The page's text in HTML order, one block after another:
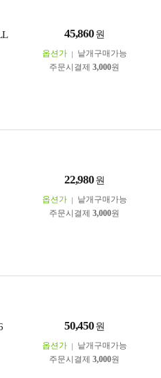
45,860 원
옵션가
낱개구매가능
주문시결제 3,000원
22,980 원
옵션가
낱개구매가능
주문시결제 3,000원
50,450 원
옵션가
낱개구매가능
주문시결제 3,000원